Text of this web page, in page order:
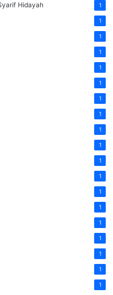
Hidayah 1
1
1
1
1
1
1
1
1
1
1
1
1
1
1
1
1
1
1